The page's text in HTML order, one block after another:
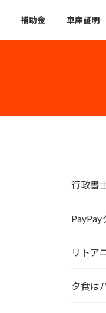
補助金 車庫証明
行政書
PayPay
リトア
夕食は